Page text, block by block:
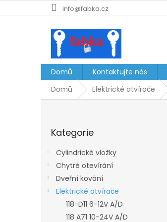
na
info@fabka.cz
Domů Kontaktujte nás
Domů
Elektrické otvírače
kategorie
Kategorie
Cylindrické vložky
Chytré otevírání
Dveřní kování
Elektrické otvírače
118-D11 6-12V A/D
118 A71 10-24V A/D